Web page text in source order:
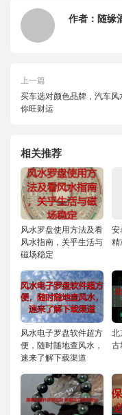
作者： 随缘
上一篇
买车选对颜色品牌，汽车风
你旺财运
相关推荐
风水罗盘使用方法及看
风水指南，关乎生活与
磁场稳定
安
精
风水电子罗盘软件超方
便，随时随地查风水，
速来了解下载渠道
北
古